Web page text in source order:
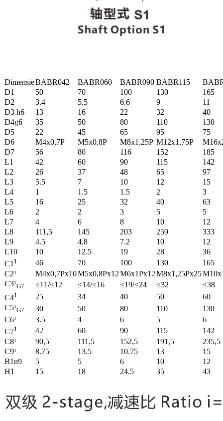
DimensieBABR042 BABR060 BABR090 BABR115
D1
50 70 100 130
165
D2
3.4 5.5 6.6 9
11
D3 h6
13 16 22 32
40
D4g6
35 50 80 110
130
D5
22 45 65 95
75
D6
M4x0,7P M5x0,8P M8x1,25P M12x1,75P
D7
56 80 116 152
185
L1
42 60 90 115
142
L2
26 37 48 65
97
L3
5.5 7 10 12
15
L4
1 1.5 1.5 2
3
L5
16 25 32 40
63
L6
2 2 3 5
5
L7
4 6 8 10
12
L8
111,5 145 203 259
333
L9
4.5 4.8 7.2 10
12
L10
10 12.5 19 28
36
C11 46 70 100 130
165
C2¹
M4x0,7Px10M5x0,8Px12M6x1Px12M8x1,25Px25
C3¹G7 ≤11/≤12 ≤14/≤16 ≤19/≤24 ≤32
≤38
C41 25 34 40 50
60
C5¹G7 30 50 80 110
130
C6¹
3.5 4 6 5
6
C71 42 60 90 115
142
C8¹
90,5 111,5 152,5 191,5
235,5
C9¹
8.75 13.5 10.75 13
15
B1u9
5 5 6 10
12
H1
15 18 24.5 35 43